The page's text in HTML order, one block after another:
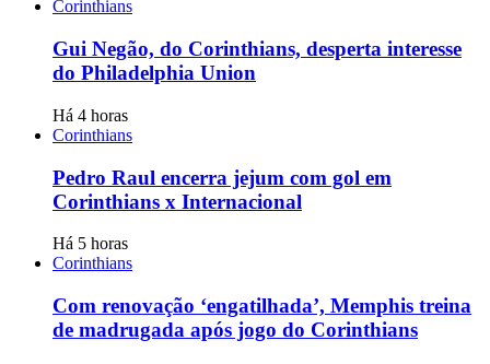
Corinthians
Gui Negão, do Corinthians, desperta interesse
do Philadelphia Union
Há 4 horas
Corinthians
Pedro Raul encerra jejum com gol em
Corinthians x Internacional
Há 5 horas
Corinthians
Com renovação ‘engatilhada’, Memphis treina
de madrugada após jogo do Corinthians